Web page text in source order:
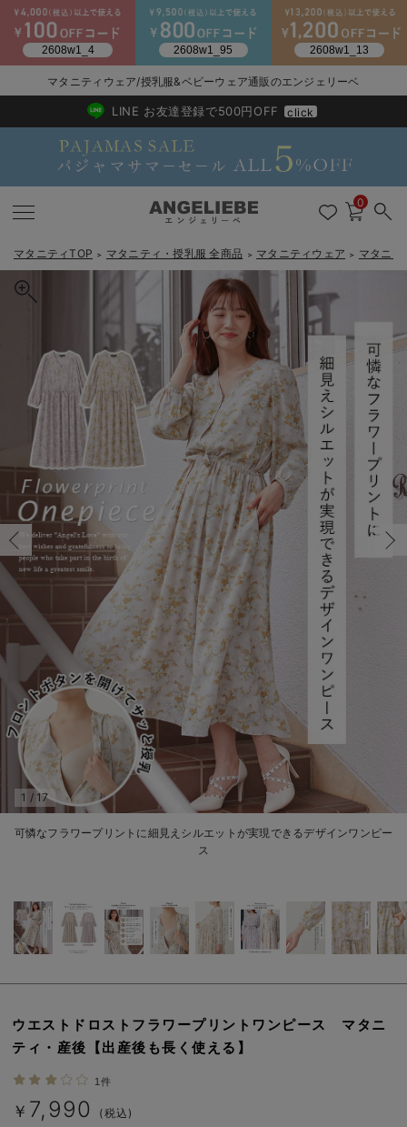
戻る
マタニティウェア全て
マタニティ ワンピース
マタニティ パンツ
マタニティ スカート
マタニティ トップス
マタニティ アウター（コート）・ママコート
戻る
マタニティ 下着・インナー全て
授乳ブラ・マタニティブラ（マタニティインナー・産後用品）
マタニティ ショーツ
妊婦帯・腹帯・産前ガードル
マタニティ 授乳 キャミソール
産褥ショーツ
骨盤・マタニティベルト （妊娠中・産後）
産後 ガードル インナー
マタニティ 腹巻き
戻る
授乳ワンピース
授乳トップス
戻る
マタニティ フォーマル全て
マタニティ スーツ
マタニティ オフィス 通勤服
マタニティ ドレス（結婚式・お呼ばれ）
マタニティ フォーマル パンツ・ボトムス
戻る
妊婦用 抱き枕・授乳クッション
授乳 ケープ
戻る
マタニティレッグウェア全て
マタニティストッキング・タイツ
マタニティレギンス
戻る
マタニティ ボディケア全て
妊娠線クリーム
戻る
【アウトレット】ワンピース
【アウトレット】トップス・授乳トップス
【アウトレット】ボトムス
【アウトレット】パジャマ
【アウトレット】インナー
【アウトレット】ベビー
戻る
抗菌防臭加工
透け防止
見えてもカワイイ
コットン素材
冷房対策
接触冷感素材
Tシャツブラ
ブラトップ
親子セット
快適機能ウェア特集 トップス
快適機能ウェア特集 ボトムス
快適機能ウェア特集 パジャマ
erbaviva（エルバビーバ）
ハレの日に着るANGELIEBEのセレモニー
買って正解！高評価レビューアイテム
親子コーデ｜ママとベビーにおすすめ！
便利な育児家電
Gift Selection 出産祝い
戻る
再入荷｜インナー
再入荷｜アウター
戻る
送料無料アイテム全て
ワンピース
トップス
パンツ
スカート
パジャマ
インナー
ベビー
戻る
ブラキャミ おまとめ
MAX55%OFF ブラック
戻る
【37周年祭セール】
【37周年祭セール】
【37周年祭セール】
戻る
気温差別オススメア
【15℃】3月下旬～
【〜10℃】3月中旬
戻る
動きやすく着回しで
涼しくて可愛い「ワ
戻る
強撚スムース(コスパ
戻る
マタニティウェア
【おまとめ割】パジ
戻る
こだわりの履き心地
カジュアル
デニム
レギンス
オフィス
戻る
ジャケット派
きれいめトップス派
きれいめスカート派
きれいめ美脚パンツ派
ツィード派
王道シンプル派
セットアップ派
戻る
出産準備応援割全て
マタニティパジャマ
マタニティインナー
ベビー
戻る
【オフィスカジュア
【オフィスカジュア
戻る
レギンスタイプ
パンツタイプ
戻る
【フォーマル】ワン
【フォーマル】ボト
【フォーマル】トッ
戻る
【ベビー】長袖
【ベビー】半袖
【ベビー】グッズ
戻る
ハンカチ
2WAYオール
コンビ肌着
短肌着
セット
戻る
快適ウェア10%OFF
快適ウェア10%OFF
戻る
春のマタニティワン
セットアップ・ レイ
Aライン ・フレアワ
Iライン ・タイトシ
ジャンパースカート/
ワーク・オフィス
カジュアル
フォーマル / オケー
あったかアイテム｜
戻る
Gift Selection 出産
〜3,000円（税込）
〜5,000円（税込）
〜10,000円（税込）
10,001円（税込）〜
女の子におススメの
男の子におススメの
定番ギフト
もらって嬉しいギフト
かわいくておもしろ
何枚あっても嬉しい
長く使えるアイテム
お部屋映えアイテム
戻る
冬の冷え対策インナ
薄くてあったか
綿混素材
腹巻・ひざ上パンツ
保温&リカバリー
レギンス・タイツ
カップ付きインナー
あったか度◎
裏起毛素材
戻る
入院準備の持ち物チ
入院してすぐ使うグ
赤ちゃんへ使うもの
産後に使うグッズ
戻る
冬のあったか特集全て
【冬のあったか特集
【冬のあったか特集
【冬のあったか特集
【冬のあったか特集
マタニティウェア/授乳服&ベビーウェア通販のエンジェリーベ
2026/NewArrival
送料495円(一部地域を除く) 7,700円以上で送料無料
LINE お友達登録で500円OFF click
0
マタニティTOP ＞ マタニティ・授乳服 全商品 ＞ マタニティウェア ＞ マタニテ
可憐なフラワープリントに細見えシルエットが実現できるデザインワンピー
ス
1 / 17
ウエストドロストフラワープリントワンピース マタニ
ティ・産後【出産後も長く使える】
1件
￥ 7,990 (税込)